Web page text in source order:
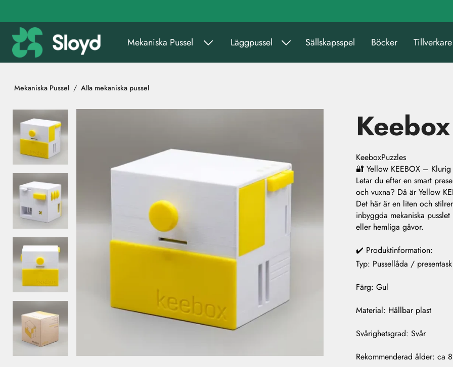
Mekaniska Pussel Läggpussel Sällskapsspel Böcker Tillverkare
Mekaniska Pussel Alla mekaniska pussel
Hoppa över bilder
KeeboxPuzzles
🔐 Yellow KEEBOX –
Letar du efter en smart
och vuxna? Då är Yellow
Det här är en liten och
inbyggda mekaniska
eller hemliga gåvor.
✔️ Produktinformation:
Typ: Pussellåda / presentask
Färg: Gul
Material: Hållbar plast
Svårighetsgrad: Svår
Rekommenderad ålder: ca